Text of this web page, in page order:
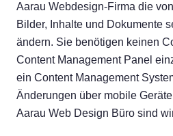
Aarau Webdesign-Firma die
Bilder, Inhalte und Dokumente
ändern. Sie benötigen keinen
Content Management Panel
ein Content Management
Änderungen über mobile
Aarau Web Design Büro sind